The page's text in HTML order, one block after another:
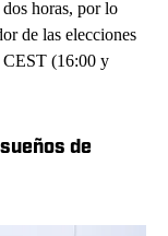
dos horas, por lo
de las elecciones
CEST (16:00 y
de